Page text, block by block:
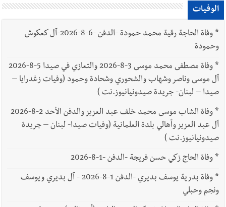
الوفيات
*
وفاة الحاجة رقية محمد حمودة -الدفن -6-8-2026-آل كعكوش
وحمودة
*
وفاة مصطفى محمد موسى 3-8-2026 والتعازي في صيدا 5-8-2026
آل موسى وناصر وشهاب والشحوري وشحادة وحمود (وفيات زغدرايا –
صيدا – لبنان- جريدة صيدونيانيوز.نت )
*
وفاة الشاب موسى محمد خلف عبد العزيز والدفن الأحد 2-8-2026
آل عبد العزيز وأهالي بلدة العلمانية (وفيات صيدا- لبنان – جريدة
صيدونيانيوز.نت )
*وفاة الحاج زكي حسن فريجة -الدفن -1-8-2026
*
وفاة بدرية يوسف بديري -الدفن 1-8-2026 - آل بديري ويوسف
ونجم وحبلي